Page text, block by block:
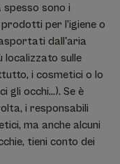
sono i
per l’igiene o
dall'aria
localizzato sulle
i cosmetici o lo
occhi...). Se è
i responsabili
ma anche alcuni
tieni conto dei